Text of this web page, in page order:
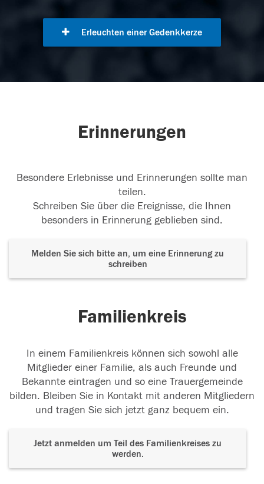
Erleuchten einer Gedenkkerze
Erinnerungen
Besondere Erlebnisse und Erinnerungen sollte man
teilen.
Schreiben Sie über die Ereignisse, die Ihnen
besonders in Erinnerung geblieben sind.
Melden Sie sich bitte an, um eine Erinnerung zu
schreiben
Familienkreis
In einem Familienkreis können sich sowohl alle
Mitglieder einer Familie, als auch Freunde und
Bekannte eintragen und so eine Trauergemeinde
bilden. Bleiben Sie in Kontakt mit anderen Mitgliedern
und tragen Sie sich jetzt ganz bequem ein.
Jetzt anmelden um Teil des Familienkreises zu
werden.